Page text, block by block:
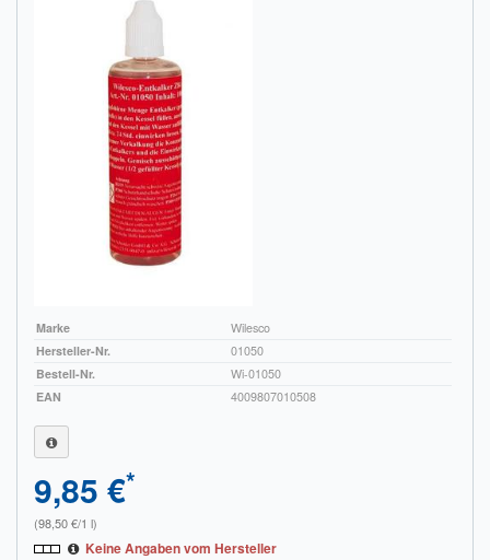
Marke
Wilesco
Hersteller-Nr.
01050
Bestell-Nr.
Wi-01050
EAN
4009807010508
9,85 €*
(98,50 €/1 l)
Keine Angaben vom Hersteller